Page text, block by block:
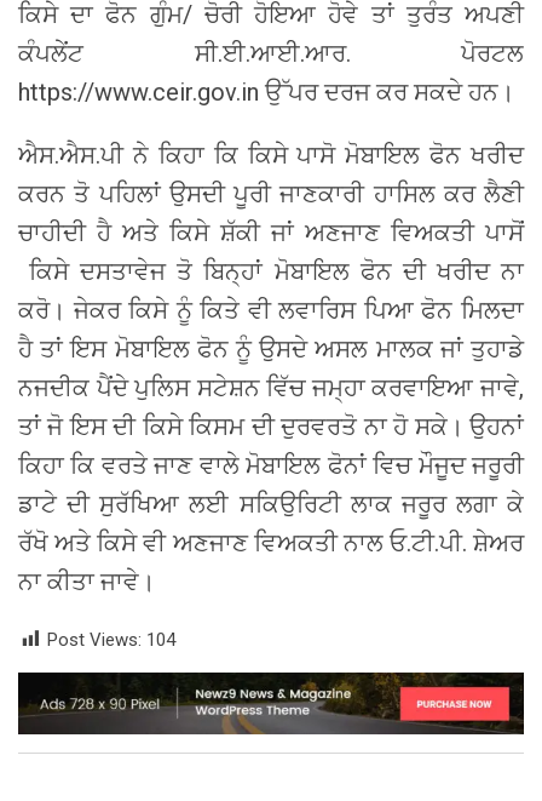
ਕਿਸੇ ਦਾ ਫੋਨ ਗੁੰਮ/ ਚੋਰੀ ਹੋਇਆ ਹੋਵੇ ਤਾਂ ਤੁਰੰਤ ਅਪਣੀ
ਕੰਪਲੇਂਟ ਸੀ.ਈ.ਆਈ.ਆਰ. ਪੋਰਟਲ
https://www.ceir.gov.in ਉੱਪਰ ਦਰਜ ਕਰ ਸਕਦੇ ਹਨ।
ਐਸ.ਐਸ.ਪੀ ਨੇ ਕਿਹਾ ਕਿ ਕਿਸੇ ਪਾਸੋ ਮੋਬਾਇਲ ਫੋਨ ਖਰੀਦ
ਕਰਨ ਤੋ ਪਹਿਲਾਂ ਉਸਦੀ ਪੂਰੀ ਜਾਣਕਾਰੀ ਹਾਸਿਲ ਕਰ ਲੈਣੀ
ਚਾਹੀਦੀ ਹੈ ਅਤੇ ਕਿਸੇ ਸ਼ੱਕੀ ਜਾਂ ਅਣਜਾਣ ਵਿਅਕਤੀ ਪਾਸੋਂ
ਕਿਸੇ ਦਸਤਾਵੇਜ ਤੋ ਬਿਨ੍ਹਾਂ ਮੋਬਾਇਲ ਫੋਨ ਦੀ ਖਰੀਦ ਨਾ
ਕਰੋ। ਜੇਕਰ ਕਿਸੇ ਨੂੰ ਕਿਤੇ ਵੀ ਲਵਾਰਿਸ ਪਿਆ ਫੋਨ ਮਿਲਦਾ
ਹੈ ਤਾਂ ਇਸ ਮੋਬਾਇਲ ਫੋਨ ਨੂੰ ਉਸਦੇ ਅਸਲ ਮਾਲਕ ਜਾਂ ਤੁਹਾਡੇ
ਨਜਦੀਕ ਪੈਂਦੇ ਪੁਲਿਸ ਸਟੇਸ਼ਨ ਵਿੱਚ ਜਮ੍ਹਾ ਕਰਵਾਇਆ ਜਾਵੇ,
ਤਾਂ ਜੋ ਇਸ ਦੀ ਕਿਸੇ ਕਿਸਮ ਦੀ ਦੁਰਵਰਤੋ ਨਾ ਹੋ ਸਕੇ। ਉਹਨਾਂ
ਕਿਹਾ ਕਿ ਵਰਤੇ ਜਾਣ ਵਾਲੇ ਮੋਬਾਇਲ ਫੋਨਾਂ ਵਿਚ ਮੌਜੂਦ ਜਰੂਰੀ
ਡਾਟੇ ਦੀ ਸੁਰੱਖਿਆ ਲਈ ਸਕਿਉਰਿਟੀ ਲਾਕ ਜਰੂਰ ਲਗਾ ਕੇ
ਰੱਖੋ ਅਤੇ ਕਿਸੇ ਵੀ ਅਣਜਾਣ ਵਿਅਕਤੀ ਨਾਲ ਓ.ਟੀ.ਪੀ. ਸ਼ੇਅਰ
ਨਾ ਕੀਤਾ ਜਾਵੇ।
Post Views: 104